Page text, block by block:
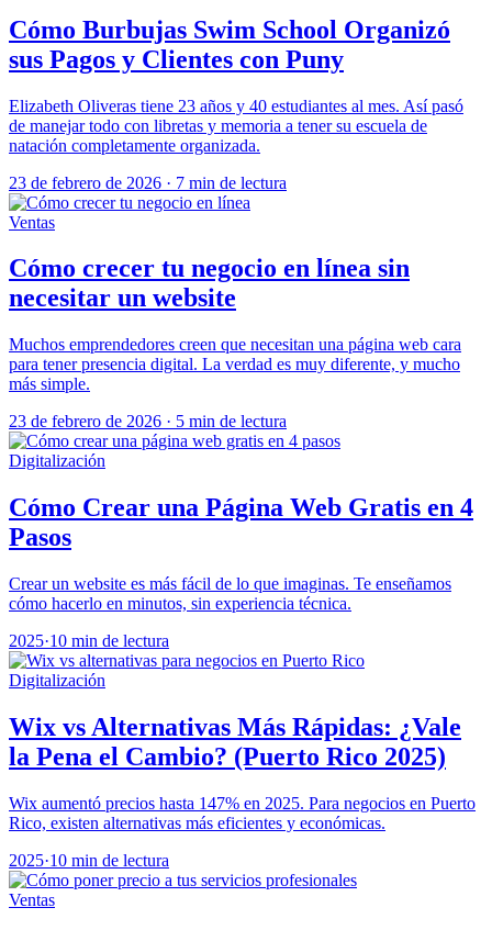
Cómo Burbujas Swim School Organizó
sus Pagos y Clientes con Puny
Elizabeth Oliveras tiene 23 años y 40 estudiantes al mes. Así pasó
de manejar todo con libretas y memoria a tener su escuela de
natación completamente organizada.
23 de febrero de 2026 · 7 min de lectura
Ventas
Cómo crecer tu negocio en línea sin
necesitar un website
Muchos emprendedores creen que necesitan una página web cara
para tener presencia digital. La verdad es muy diferente, y mucho
más simple.
23 de febrero de 2026 · 5 min de lectura
Digitalización
Cómo Crear una Página Web Gratis en 4
Pasos
Crear un website es más fácil de lo que imaginas. Te enseñamos
cómo hacerlo en minutos, sin experiencia técnica.
2025·10 min de lectura
Digitalización
Wix vs Alternativas Más Rápidas: ¿Vale
la Pena el Cambio? (Puerto Rico 2025)
Wix aumentó precios hasta 147% en 2025. Para negocios en Puerto
Rico, existen alternativas más eficientes y económicas.
2025·10 min de lectura
Ventas